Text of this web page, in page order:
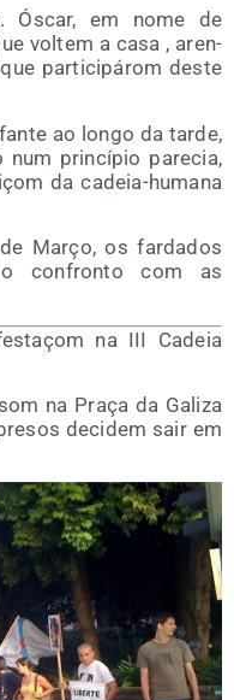
Óscar, em nome de
vol­tem a casa , aren­
par­ti­ci­pá­rom des­te
ao lon­go da tar­de,
num prin­cí­pio pare­cia,
da cadeia-huma­na
Março, os far­da­dos
con­fron­to com as
na III Cadeia
na Praça da Gali­za
deci­dem sair em